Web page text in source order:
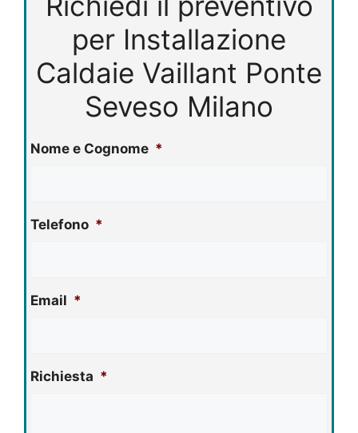
per Installazione
Caldaie Vaillant Ponte
Seveso Milano
Nome e Cognome *
Telefono *
Email *
Richiesta *